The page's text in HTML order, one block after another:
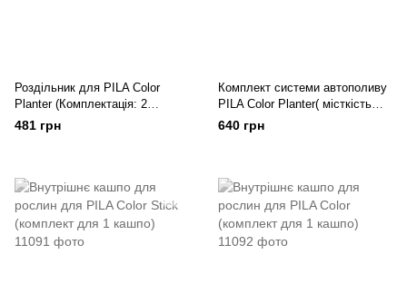
Роздільник для PILA Color
Planter (Комплектація: 2
роздільники)
481 грн
Комплект системи автополиву
PILA Color Planter( місткість
для 1 кашпо)
640 грн